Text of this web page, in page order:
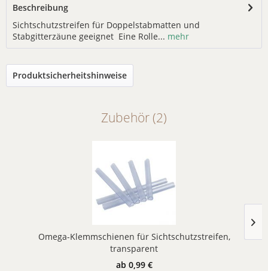
Beschreibung
Sichtschutzstreifen für Doppelstabmatten und
Stabgitterzäune geeignet Eine Rolle... mehr
Produktsicherheitshinweise
Zubehör (2)
Omega-Klemmschienen für Sichtschutzstreifen,
transparent
ab 0,99 €